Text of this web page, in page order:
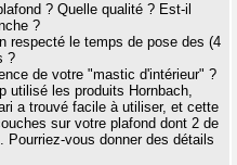
? Quelle qualité ? Est-il
?
respecté le temps de pose des (4
?
de votre "mastic d'intérieur" ?
utilisé les produits Hornbach,
a trouvé facile à utiliser, et cette
sur votre plafond dont 2 de
vous donner des détails